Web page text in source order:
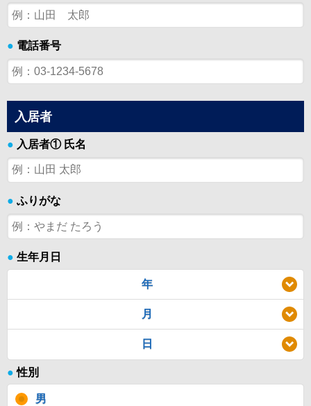
● 電話番号
入居者
● 入居者① 氏名
● ふりがな
● 生年月日
年
月
日
● 性別
男